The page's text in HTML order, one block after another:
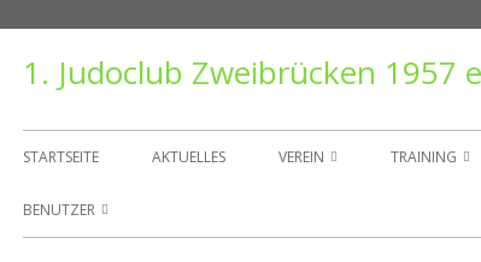
1. Judoclub Zweibrücken 1957
Primäres
Menü
STARTSEITE AKTUELLES VEREIN TRAINING
BENUTZER